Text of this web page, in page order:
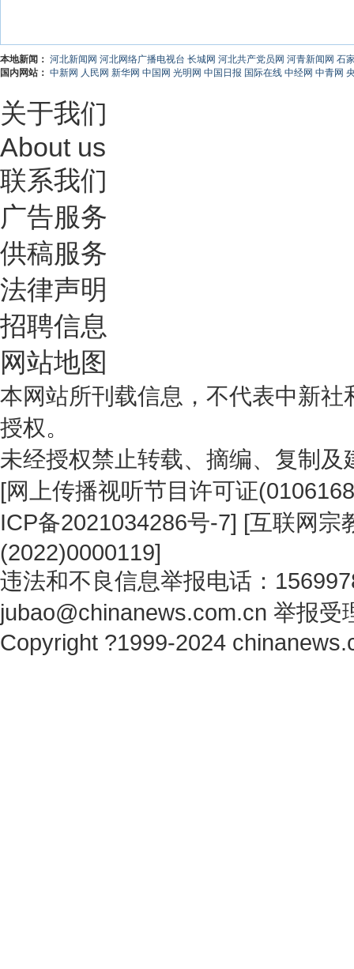
本地新闻： 河北新闻网 河北网络广播电视台 长城网 河北共产党员网 河青新闻网 石
国内网站： 中新网 人民网 新华网 中国网 光明网 中国日报 国际在线 中经网 中青网
关于我们
About us
联系我们
广告服务
供稿服务
法律声明
招聘信息
网站地图
本网站所刊载信息，不代表中新
授权。
未经授权禁止转载、摘编、复制
[网上传播视听节目许可证
ICP备2021034286号-7] [互联网宗
(2022)0000119]
违法和不良信息举报电话：
jubao@chinanews.com.cn 举报受
Copyright ?1999-2024